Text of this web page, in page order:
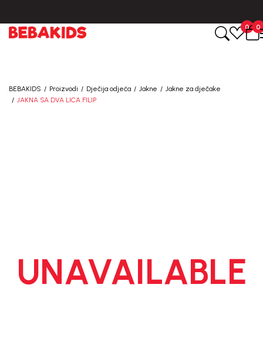
0
0
BEBAKIDS Proizvodi Dječija odjeća Jakne
Jakne za dječake
JAKNA SA DVA LICA FILIP
UNAVAILABLE